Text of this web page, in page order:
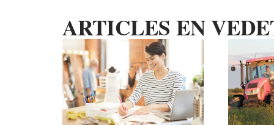
ARTICLES EN